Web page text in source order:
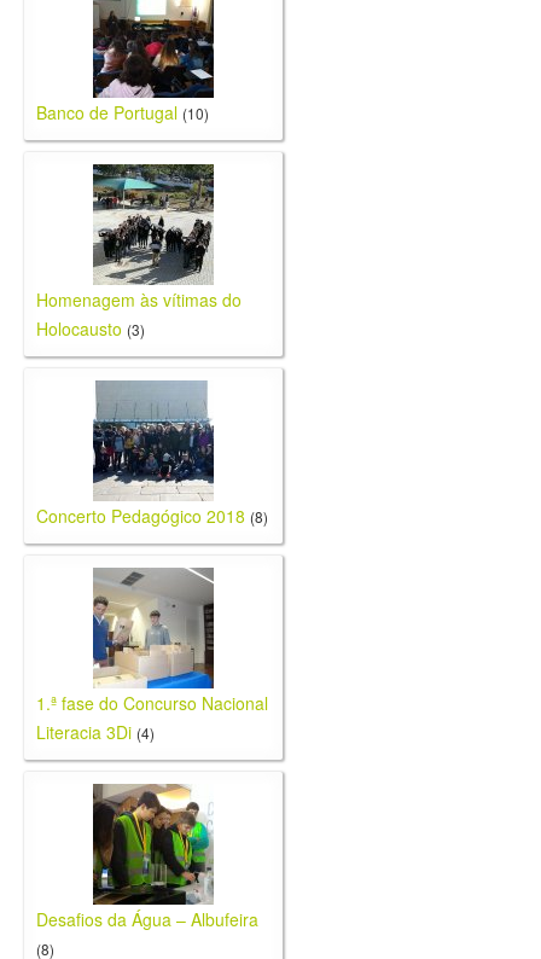
Banco de Portugal (10)
Homenagem às vítimas do
Holocausto (3)
Concerto Pedagógico 2018 (8)
1.ª fase do Concurso Nacional
Literacia 3Di (4)
Desafios da Água – Albufeira
(8)